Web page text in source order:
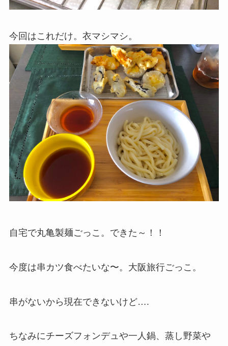
今回はこれだけ。衣マシマシ。
自宅で丸亀製麺ごっこ。できた～！！
今度は串カツ食べたいな〜。大阪旅行ごっこ。
串がないから現在できないけど….
ちなみにチーズフォンデュや一人鍋、蒸し野菜や